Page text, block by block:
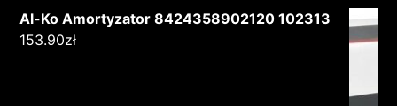
Al-Ko Amortyzator 8424358902120 102313
153.90zł